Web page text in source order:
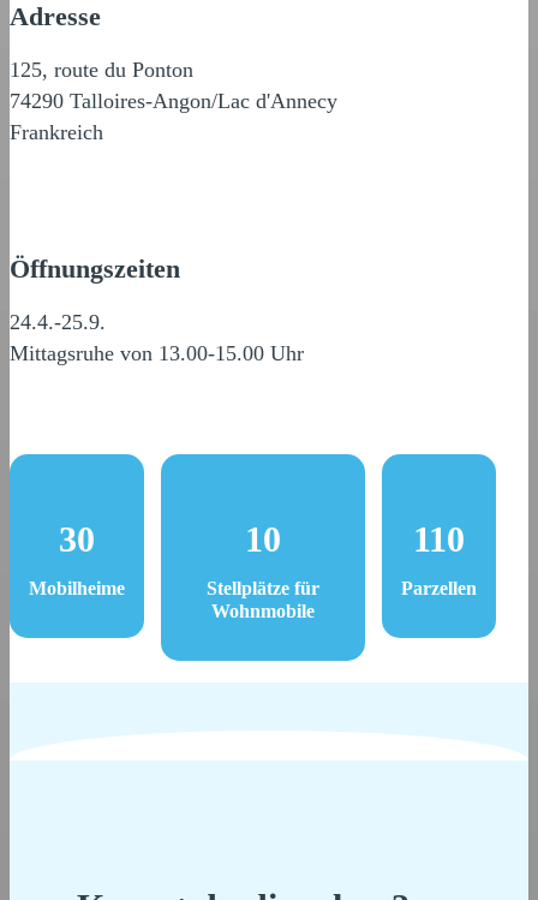
Adresse
125, route du Ponton
74290 Talloires-Angon/Lac d'Annecy
Frankreich
Öffnungszeiten
24.4.-25.9.
Mittagsruhe von 13.00-15.00 Uhr
30
Mobilheime
10
Stellplätze für
Wohnmobile
110
Parzellen